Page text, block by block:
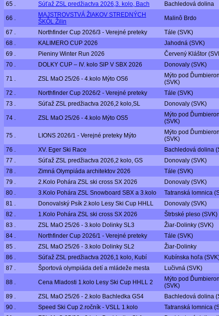
65 .
Súťaž ZSL predžiactva 2026,3. kolo, Bach Bachledová dolina
66 .
MAJSTROVSTVÁ ŽIAKOV STREDNÝCH
ŠKÔL Žilin
Malinô Brdo
67 . Northfinder Cup 2026/3 - Verejné preteky
Tále (SVK)
68 .
KALIMERO CUP 2026
Jahodná (SVK)
69 .
Pieniny Winter Run 2026
Červený Kláštor
70 .
DOLKY CUP – IV. kolo SlP V SBX 2026 Donovaly (SVK)
71 . ZSL MaO 25/26 - 4.kolo Mýto OS6
Mýto pod
(SVK)
72 .
Northfinder Cup 2026/2 - Verejné preteky
Tále (SVK)
73 .
Súťaž ZSL predžiactva 2026,2 kolo,SL Donovaly (SVK)
74 . ZSL MaO 25/26 - 4.kolo Mýto OS5
Mýto pod
(SVK)
75 . LIONS 2026/1 - Verejné preteky Mýto
Mýto pod
(SVK)
76 .
XV. Eger Ski Race
Bachledová dolina
77 .
Súťaž ZSL predžiactva 2026,2 kolo, GS
Donovaly (SVK)
78 .
Zimná Olympiáda architektov 2026
Tále (SVK)
79 .
2.Kolo Pohára ZSL ski cross SX 2026
Donovaly (SVK)
80 .
3.Kolo Pohára ZSL Snowboard SBX a 3.kolo
Tatranská lomnica
81 .
Donovalský Psík 2.kolo Lesy Ski Cup HHLL
Donovaly (SVK)
82 .
1.Kolo Pohára ZSL ski cross SX 2026
Štrbské pleso (SVK)
83 .
ZSL MaO 25/26 - 3.kolo Dolinky SL3
Žiar-Dolinky (SVK)
84 .
Northfinder Cup 2026/1 - Verejné preteky
Tále (SVK)
85 .
ZSL MaO 25/26 - 3.kolo Dolinky SL2
Žiar-Dolinky
86 .
Súťaž ZSL predžiactva 2026,1 kolo, Kubí
Kubínska hoľa
87 .
Športová olympiáda detí a mládeže mesta Lučivná (SVK)
88 . Cena Mladosti 1.kolo Lesy Ski Cup HHLL 2
Mýto pod
(SVK)
89 .
ZSL MaO 25/26 - 2.kolo Bachledka GS4
Bachledová dolina
90 .
Speed Ski Cup 2.ročník - VSLL 1.kolo
Tatranská lomnica